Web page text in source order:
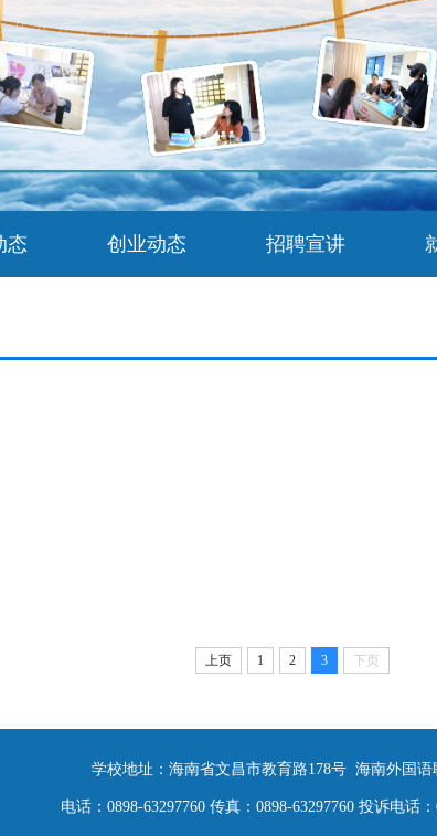
态 创业动态 招聘宣讲
上页 1 2 3 下页
学校地址：海南省文昌市教育路178号 海南外国语
电话：0898-63297760 传真：0898-63297760 投诉电话：